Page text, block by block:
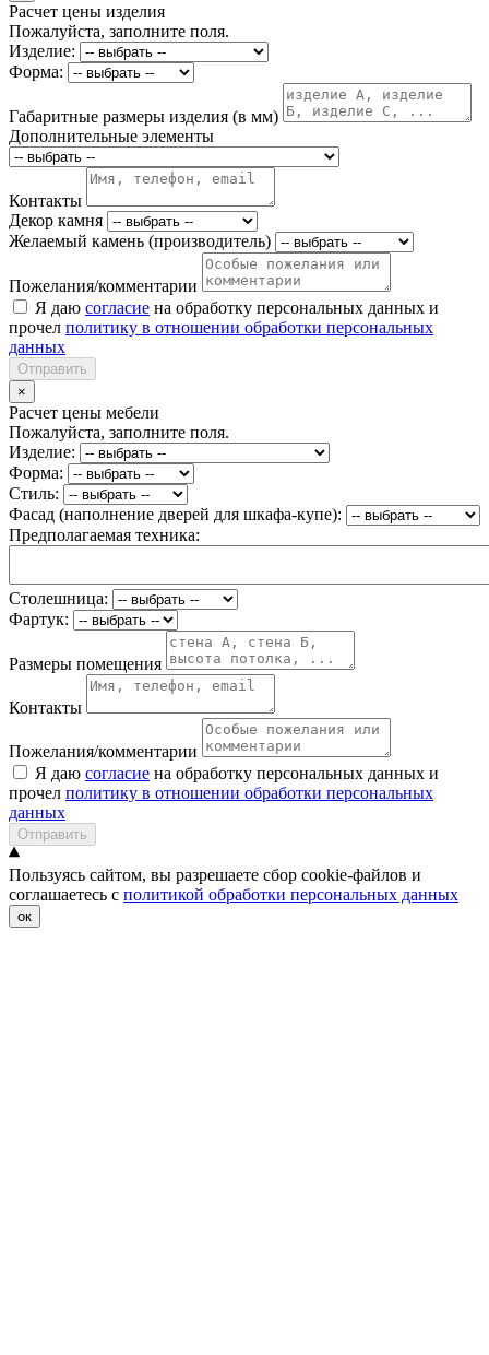
Расчет цены изделия
Пожалуйста, заполните поля.
Изделие:
Форма:
Габаритные размеры изделия (в мм)
Дополнительные элементы
Контакты
Декор камня
Желаемый камень (производитель)
Пожелания/комментарии
Я даю согласие на обработку персональных данных и
прочел политику в отношении обработки персональных
данных
Отправить
×
Расчет цены мебели
Пожалуйста, заполните поля.
Изделие:
Форма:
Стиль:
Фасад (наполнение дверей для шкафа-купе):
Предполагаемая техника:
Столешница:
Фартук:
Размеры помещения
Контакты
Пожелания/комментарии
Я даю согласие на обработку персональных данных и
прочел политику в отношении обработки персональных
данных
Отправить
Пользуясь сайтом, вы разрешаете сбор cookie-файлов и
соглашаетесь с политикой обработки персональных данных
ок